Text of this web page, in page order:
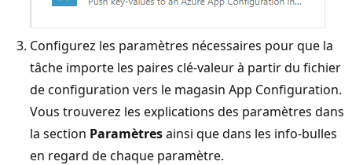
Configurez les paramètres nécessaires pour que la
tâche importe les paires clé-valeur à partir du fichier
de configuration vers le magasin App Configuration.
Vous trouverez les explications des paramètres dans
la section Paramètresainsi que dans les info-bulles
en regard de chaque paramètre.